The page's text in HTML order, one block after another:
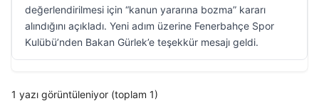
değerlendirilmesi için “kanun yararına bozma” kararı
alındığını açıkladı. Yeni adım üzerine Fenerbahçe Spor
Kulübü’nden Bakan Gürlek’e teşekkür mesajı geldi.
1 yazı görüntüleniyor (toplam 1)